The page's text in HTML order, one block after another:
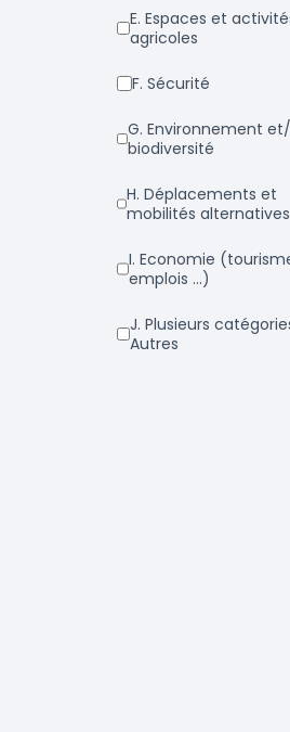
e. Espaces et activités
agricoles
f. Sécurité
g. Environnement et/ou
biodiversité
h. Déplacements et
mobilités alternatives
i. Economie (tourisme,
emplois ...)
j. Plusieurs catégories /
Autres